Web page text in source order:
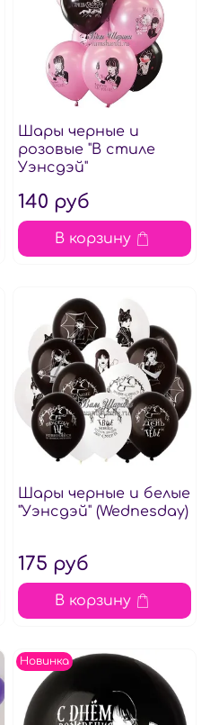
Шары черные и
розовые "В стиле
Уэнсдэй"
140 руб
В корзину
Шары черные и белые
"Уэнсдэй" (Wednesday)
175 руб
В корзину
Новинка